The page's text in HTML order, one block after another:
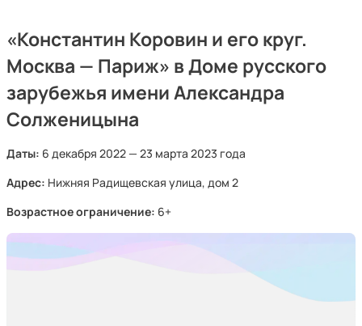
«Константин Коровин и его круг.
Москва — Париж» в Доме русского
зарубежья имени Александра
Солженицына
Даты: 6 декабря 2022 — 23 марта 2023 года
Адрес: Нижняя Радищевская улица, дом 2
Возрастное ограничение: 6+